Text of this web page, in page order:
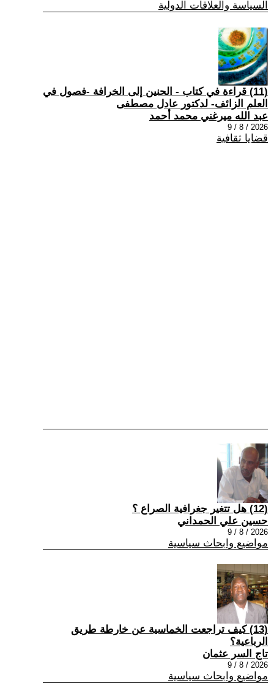
السياسة والعلاقات الدولية
(11) قراءة في كتاب - الحنين إلى الخرافة -فصول في
العلم الزائف- لدكتور عادل مصطفى
عبد الله ميرغني محمد أحمد
2026 / 8 / 9
قضايا ثقافية
(12) هل تتغير جغرافية الصراع ؟
حسين علي الحمداني
2026 / 8 / 9
مواضيع وابحاث سياسية
(13) كيف تراجعت الخماسية عن خارطة طريق
الرباعية؟
تاج السر عثمان
2026 / 8 / 9
مواضيع وابحاث سياسية